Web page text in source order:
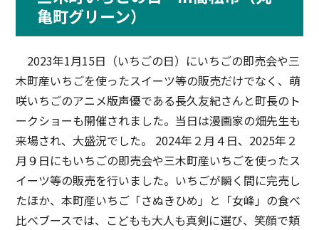
亀町グリーン）
2023年1月15日（いちごの日）にいちごの即売会や三
木町産いちごを使ったスイーツ等の販売だけでなく、萌
咲いちごのアニメ版声優である長久友紀さんと町長のト
ークショーも開催されました。当日は漫画家の畑先生も
来場され、大盛況でした。 2024年２月４日、2025年２
月９日にもいちごの即売会や三木町産いちごを使ったス
イーツ等の販売を行いました。いちごが瞬く間に完売し
たほか、本町産いちご「さぬきひめ」と「女峰」の食べ
比べブースでは、こどもも大人も真剣に選び、笑顔で頬